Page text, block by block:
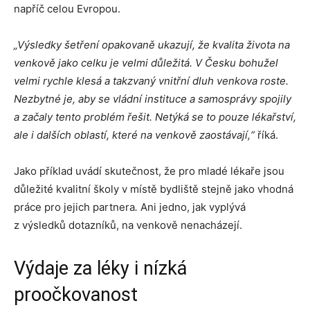
napříč celou Evropou.
„Výsledky šetření opakovaně ukazují, že kvalita života na
venkově jako celku je velmi důležitá. V Česku bohužel
velmi rychle klesá a takzvaný vnitřní dluh venkova roste.
Nezbytné je, aby se vládní instituce a samosprávy spojily
a začaly tento problém řešit. Netýká se to pouze lékařství,
ale i dalších oblastí, které na venkově zaostávají,“říká.
Jako příklad uvádí skutečnost, že pro mladé lékaře jsou
důležité kvalitní školy v místě bydliště stejně jako vhodná
práce pro jejich partnera. Ani jedno, jak vyplývá
z výsledků dotazníků, na venkově nenacházejí.
Výdaje za léky i nízká
proočkovanost